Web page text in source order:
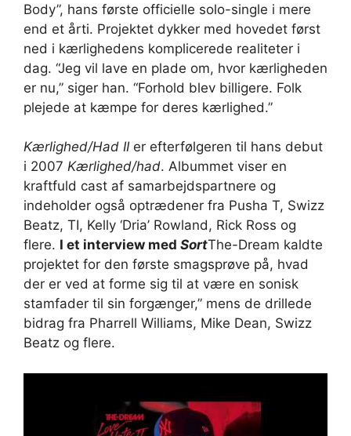
Body”, hans første officielle solo-single i mere
end et årti. Projektet dykker med hovedet først
ned i kærlighedens komplicerede realiteter i
dag. “Jeg vil lave en plade om, hvor kærligheden
er nu,” siger han. “Forhold blev billigere. Folk
plejede at kæmpe for deres kærlighed.”
Kærlighed/Had IIer efterfølgeren til hans debut
i 2007 Kærlighed/had. Albummet viser en
kraftfuld cast af samarbejdspartnere og
indeholder også optrædener fra Pusha T, Swizz
Beatz, TI, Kelly ‘Dria’ Rowland, Rick Ross og
flere. I et interview med SortThe-Dream kaldte
projektet for den første smagsprøve på, hvad
der er ved at forme sig til at være en sonisk
stamfader til sin forgænger,” mens de drillede
bidrag fra Pharrell Williams, Mike Dean, Swizz
Beatz og flere.